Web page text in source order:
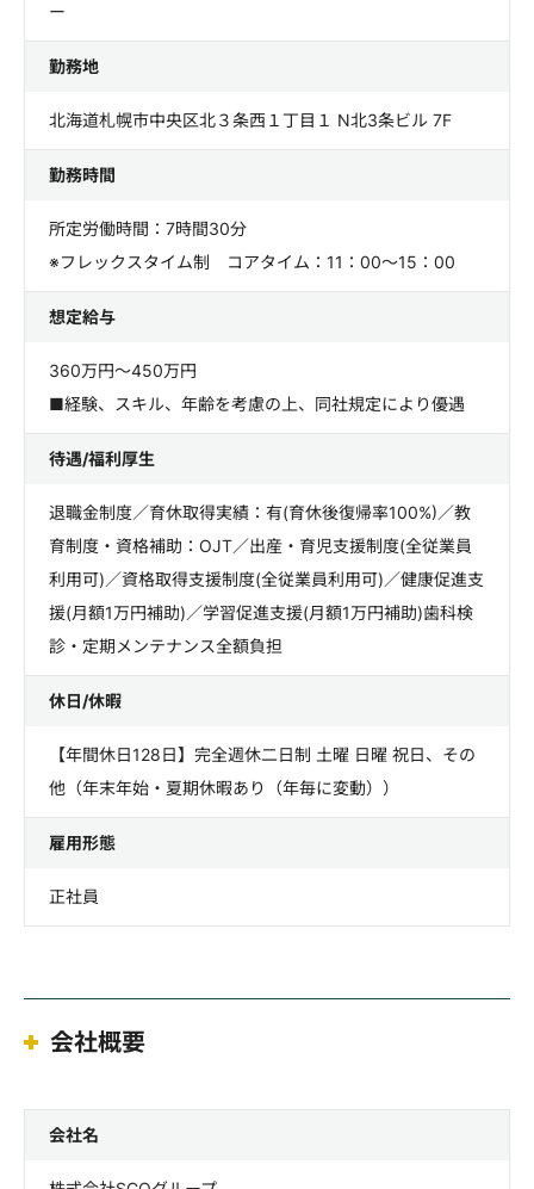
ー
勤務地
北海道札幌市中央区北３条西１丁目１ N北3条ビル 7F
勤務時間
所定労働時間：7時間30分
※フレックスタイム制 コアタイム：11：00～15：00
想定給与
360万円～450万円
■経験、スキル、年齢を考慮の上、同社規定により優遇
待遇/福利厚生
退職金制度／育休取得実績：有(育休後復帰率100%)／教
育制度・資格補助：OJT／出産・育児支援制度(全従業員
利用可)／資格取得支援制度(全従業員利用可)／健康促進支
援(月額1万円補助)／学習促進支援(月額1万円補助)歯科検
診・定期メンテナンス全額負担
休日/休暇
【年間休日128日】完全週休二日制 土曜 日曜 祝日、その
他（年末年始・夏期休暇あり（年毎に変動））
雇用形態
正社員
会社概要
会社名